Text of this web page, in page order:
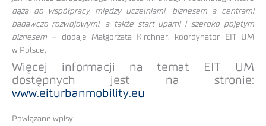
dążą do współpracy między uczelniami, biznesem a centrami
badawczo-rozwojowymi, a także start-upami i szeroko pojętym
biznesem – dodaje Małgorzata Kirchner, koordynator EIT UM
w Polsce.
Więcej informacji na temat EIT UM
dostępnych jest na stronie:
www.eiturbanmobility.eu
Powiązane wpisy: